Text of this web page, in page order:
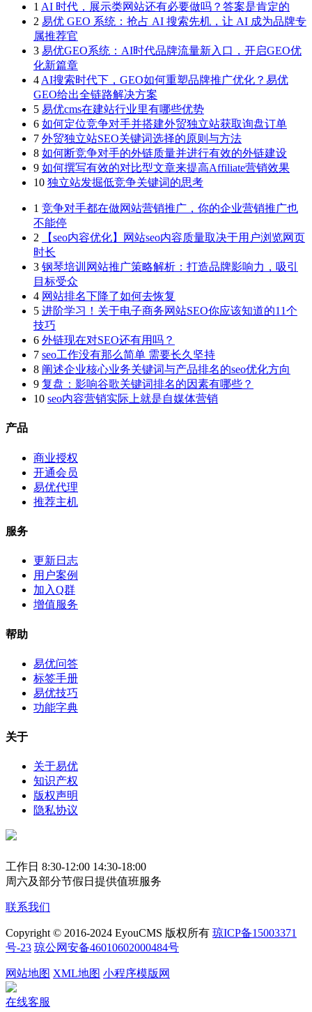
1 AI 时代，展示类网站还有必要做吗？答案是肯定的
2 易优 GEO 系统：抢占 AI 搜索先机，让 AI 成为品牌专
属推荐官
3 易优GEO系统：AI时代品牌流量新入口，开启GEO优
化新篇章
4 AI搜索时代下，GEO如何重塑品牌推广优化？易优
GEO给出全链路解决方案
5 易优cms在建站行业里有哪些优势
6 如何定位竞争对手并搭建外贸独立站获取询盘订单
7 外贸独立站SEO关键词选择的原则与方法
8 如何断竞争对手的外链质量并进行有效的外链建设
9 如何撰写有效的对比型文章来提高Affiliate营销效果
10 独立站发掘低竞争关键词的思考
1 竞争对手都在做网站营销推广，你的企业营销推广也
不能停
2
【seo内容优化】网站seo内容质量取决于用户浏览网页
时长
3 钢琴培训网站推广策略解析：打造品牌影响力，吸引
目标受众
4 网站排名下降了如何去恢复
5 进阶学习！关于电子商务网站SEO你应该知道的11个
技巧
6 外链现在对SEO还有用吗？
7 seo工作没有那么简单 需要长久坚持
8 阐述企业核心业务关键词与产品排名的seo优化方向
9 复盘：影响谷歌关键词排名的因素有哪些？
10 seo内容营销实际上就是自媒体营销
产品
商业授权
开通会员
易优代理
推荐主机
服务
更新日志
用户案例
加入Q群
增值服务
帮助
易优问答
标签手册
易优技巧
功能字典
关于
关于易优
知识产权
版权声明
隐私协议
工作日 8:30-12:00 14:30-18:00
周六及部分节假日提供值班服务
联系我们
Copyright © 2016-2024 EyouCMS 版权所有 琼ICP备15003371
号-23 琼公网安备46010602000484号
网站地图 XML地图 小程序模版网
在线客服